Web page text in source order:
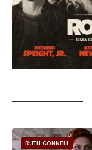
RUTH CONNELL